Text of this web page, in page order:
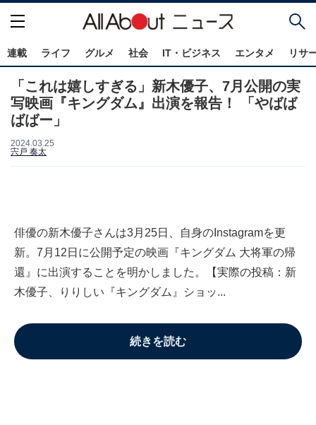
連載 ライフ グルメ 社会 IT・ビジネス エンタメ リサ
「これは嬉しすぎる」新木優子、7月公開の実
写映画『キングダム』出演を報告！ 「やばば
ばばー」
2024.03.25
宍戸 奏太
俳優の新木優子さんは3月25日、自身のInstagramを更
新。7月12日に公開予定の映画『キングダム 大将軍の帰
還』に出演することを明かしました。【実際の投稿：新
木優子、りりしい『キングダム』ショッ...
続きを読む